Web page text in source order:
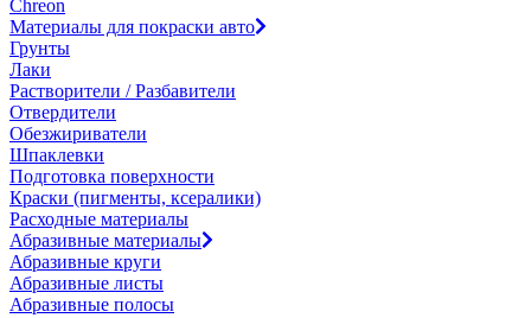
Chreon
Материалы для покраски авто
Грунты
Лаки
Растворители / Разбавители
Отвердители
Обезжириватели
Шпаклевки
Подготовка поверхности
Краски (пигменты, ксералики)
Расходные материалы
Абразивные материалы
Абразивные круги
Абразивные листы
Абразивные полосы